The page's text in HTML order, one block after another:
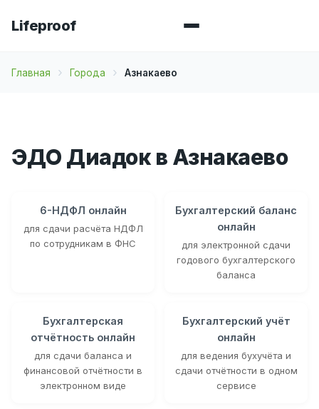
Lifeproof
Главная Города Азнакаево
ЭДО Диадок в Азнакаево
6-НДФЛ онлайн
для сдачи расчёта НДФЛ
по сотрудникам в ФНС
Бухгалтерский баланс
онлайн
для электронной сдачи
годового бухгалтерского
баланса
Бухгалтерская
отчётность онлайн
для сдачи баланса и
финансовой отчётности в
электронном виде
Бухгалтерский учёт
онлайн
для ведения бухучёта и
сдачи отчётности в одном
сервисе